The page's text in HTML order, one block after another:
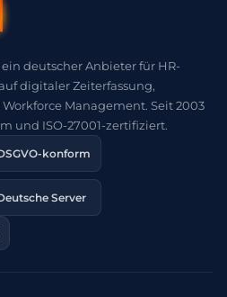
deutscher Anbieter für HR-
digitaler Zeiterfassung,
Management. Seit 2003
und ISO-27001-zertifiziert.
konform
Server